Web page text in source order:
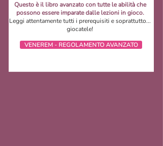
Questo è il libro avanzato con tutte le abilità che
possono essere imparate dalle lezioni in gioco.
Leggi attentamente tutti i prerequisiti e soprattutto...
giocatele!
VENEREM - REGOLAMENTO AVANZATO